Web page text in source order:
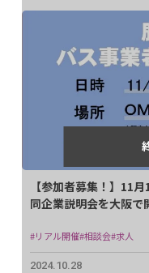
【参加者募集！】11
同企業説明会を大阪で
#リアル開催#相談会#求人
2024.10.28